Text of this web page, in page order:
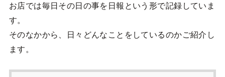
お店では毎日その日の事を日報という形で記録していま
す。
そのなかから、日々どんなことをしているのかご紹介し
ます。